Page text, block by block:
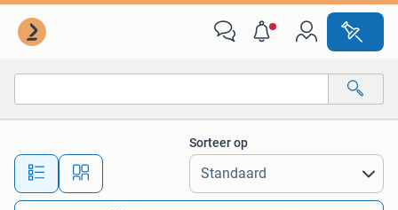
Alle afstanden…
Sorteer op